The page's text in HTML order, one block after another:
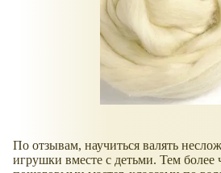
По отзывам, научиться валять
игрушки вместе с детьми. Тем более